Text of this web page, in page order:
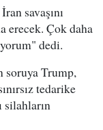
savaşını
erecek. Çok daha
dedi.
soruya Trump,
tedarike
silahların